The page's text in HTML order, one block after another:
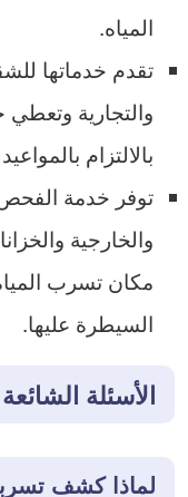
المياه.
تقدم خدماتها
والتجارية وتعطي
بالالتزام
توفر خدمة الفحص
والخارجية
مكان تسرب
السيطرة عليها.
الأسئلة الشائعة
لماذا كشف